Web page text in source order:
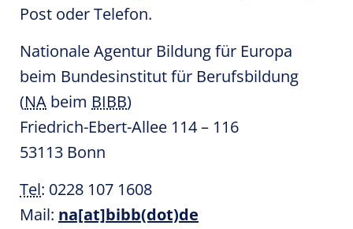
Post oder Telefon.
Nationale Agentur Bildung für Europa
beim Bundesinstitut für Berufsbildung
(NA beim BIBB)
Friedrich-Ebert-Allee 114 – 116
53113 Bonn
Tel: 0228 107 1608
Mail: na[at]bibb(dot)de